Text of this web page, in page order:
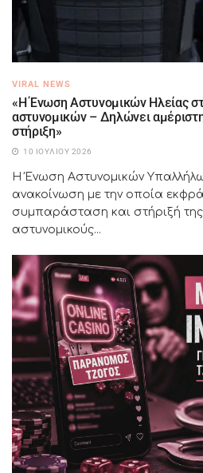
VIRAL NEWS
«Η Ένωση Αστυνομικών Ηλείας
αστυνομικών – Δηλώνει
στήριξη»
10 ΙΟΥΛΊΟΥ 2026
Η Ένωση Αστυνομικών
ανακοίνωση με την οποία
συμπαράσταση και στήριξή
αστυνομικούς...